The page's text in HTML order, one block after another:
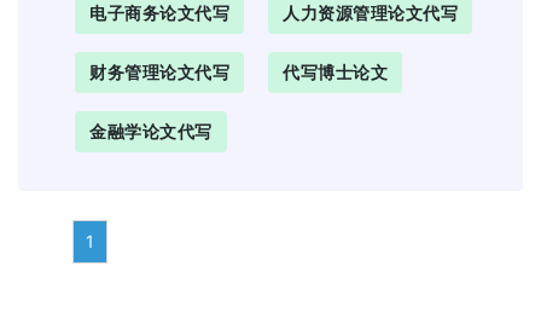
电子商务论文代写 人力资源管理论文代写
财务管理论文代写 代写博士论文
金融学论文代写
1